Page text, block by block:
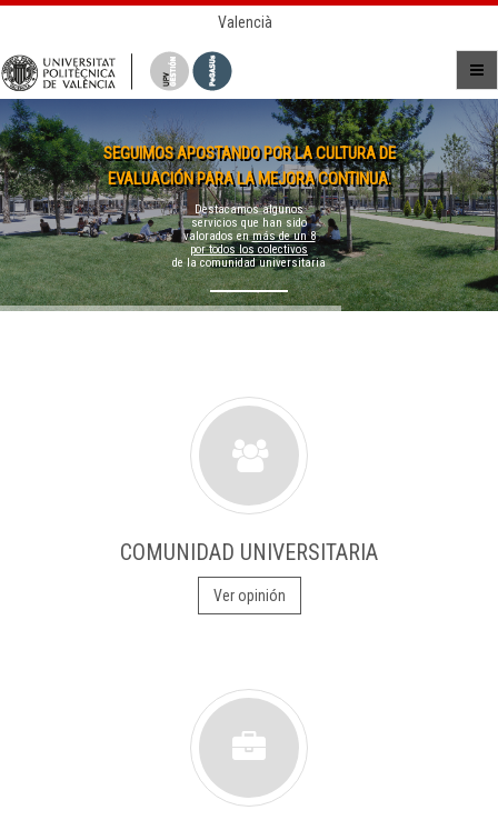
Valencià
SEGUIMOS APOSTANDO POR LA CULTURA DE
EVALUACIÓN PARA LA MEJORA CONTINUA.
Destacamos algunos
servicios que han sido
valorados enmás de un 8
por todos los colectivos
de la comunidad universitaria
COMUNIDAD UNIVERSITARIA
Ver opinión